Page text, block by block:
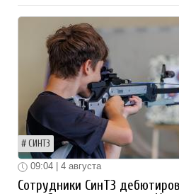
СИНТЗ
09:04 | 4 августа
Сотрудники СинТЗ